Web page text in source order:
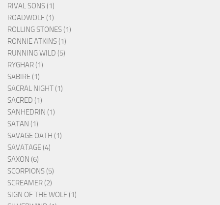
RIVAL SONS (1)
ROADWOLF (1)
ROLLING STONES (1)
RONNIE ATKINS (1)
RUNNING WILD (5)
RYGHAR (1)
SABÏRE (1)
SACRAL NIGHT (1)
SACRED (1)
SANHEDRIN (1)
SATAN (1)
SAVAGE OATH (1)
SAVATAGE (4)
SAXON (6)
SCORPIONS (5)
SCREAMER (2)
SIGN OF THE WOLF (1)